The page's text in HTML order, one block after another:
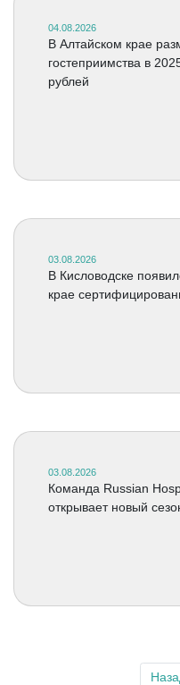
04.08.2026
В Алтайском крае
гостеприимства в
рублей
03.08.2026
В Кисловодске
крае
03.08.2026
Команда Russian
открывает новый